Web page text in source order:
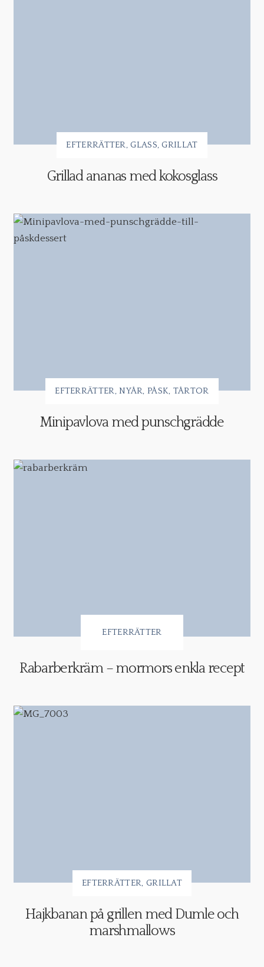
EFTERRÄTTER GLASS GRILLAT
Grillad ananas med kokosglass
EFTERRÄTTER NYÅR PÅSK TÅRTOR
Minipavlova med punschgrädde
EFTERRÄTTER
Rabarberkräm – mormors enkla recept
EFTERRÄTTER GRILLAT
Hajkbanan på grillen med Dumle och
marshmallows